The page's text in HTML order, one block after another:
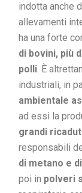
indotta anche
allevamenti
ha una forte
di bovini, più
polli. È
industriali, in
ambientale
ad essi la
grandi
responsabili
di metano e
poi in polveri